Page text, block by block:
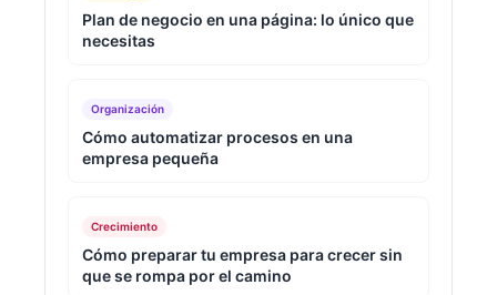
Plan de negocio en una página: lo único que
necesitas
Organización
Cómo automatizar procesos en una
empresa pequeña
Crecimiento
Cómo preparar tu empresa para crecer sin
que se rompa por el camino